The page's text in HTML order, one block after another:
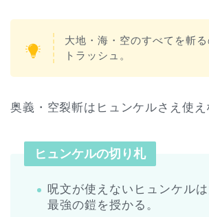
大地・海・空のすべてを斬
トラッシュ。
奥義・空裂斬はヒュンケルさえ使え
ヒュンケルの切り札
呪文が使えないヒュンケル
最強の鎧を授かる。